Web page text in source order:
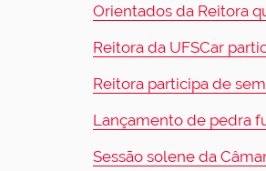
Orientados da Reitora
Reitora da UFSCar
Reitora participa de
Lançamento de pedra
Sessão solene da